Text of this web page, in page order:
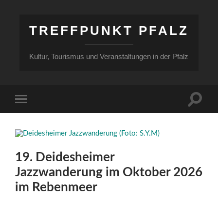
TREFFPUNKT PFALZ
Kultur, Tourismus und Veranstaltungen in der Pfalz
Menü
19. Deidesheimer
Jazzwanderung im Oktober 2026
im Rebenmeer